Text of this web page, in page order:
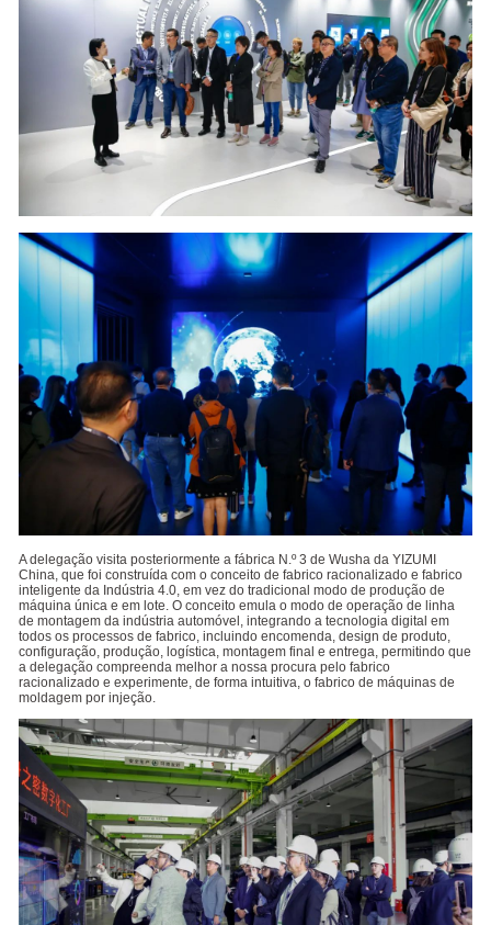
A delegação visita posteriormente a fábrica N.º 3 de Wusha da YIZUMI
China, que foi construída com o conceito de fabrico racionalizado e fabrico
inteligente da Indústria 4.0, em vez do tradicional modo de produção de
máquina única e em lote. O conceito emula o modo de operação de linha
de montagem da indústria automóvel, integrando a tecnologia digital em
todos os processos de fabrico, incluindo encomenda, design de produto,
configuração, produção, logística, montagem final e entrega, permitindo que
a delegação compreenda melhor a nossa procura pelo fabrico
racionalizado e experimente, de forma intuitiva, o fabrico de máquinas de
moldagem por injeção.